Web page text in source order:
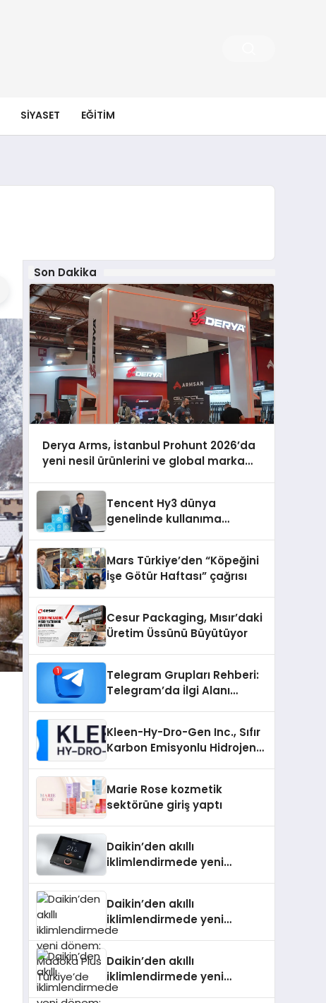
SIYASET EĞITIM
Son Dakika
Derya Arms, İstanbul Prohunt 2026’da
yeni nesil ürünlerini ve global marka
Tencent Hy3 dünya
genelinde kullanıma
Mars Türkiye’den “Köpeğini
İşe Götür Haftası” çağrısı
Cesur Packaging, Mısır’daki
Üretim Üssünü Büyütüyor
Telegram Grupları Rehberi:
Telegram’da İlgi Alanı
Kleen-Hy-Dro-Gen Inc., Sıfır
Karbon Emisyonlu Hidrojen
Aldı
Marie Rose kozmetik
sektörüne giriş yaptı
Daikin’den akıllı
iklimlendirmede yeni
Daikin’den akıllı
iklimlendirmede yeni
dönem: Madoka Plus
Daikin’den akıllı
iklimlendirmede yeni
dönem: Madoka Plus